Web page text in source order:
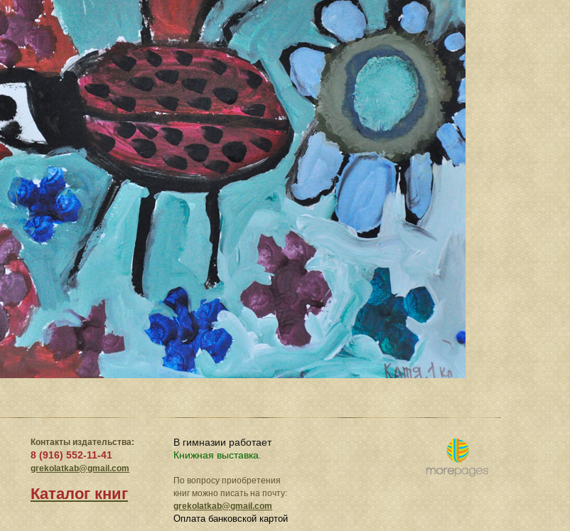
Контакты издательства:
8 (916) 552-11-41
grekolatkab@gmail.com
Каталог книг
В гимназии работает
Книжная выставка.
По вопросу приобретения
книг можно писать на почту:
grekolatkab@gmail.com
Оплата банковской картой